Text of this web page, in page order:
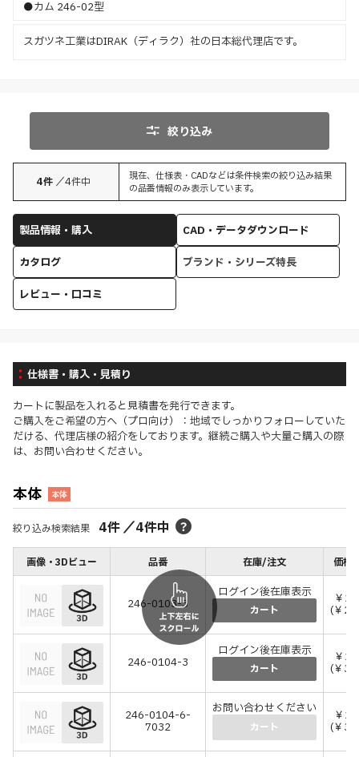
●カム 246-02型
スガツネ工業はDIRAK（ディラク）社の日本総代理店です。
絞り込み
4件 ／4件中
現在、仕様表・CADなどは条件検索の絞り込み結果
の品番情報のみ表示しています。
製品情報・購入
CAD・データダウンロード
カタログ
ブランド・シリーズ特長
レビュー・口コミ
仕様書・購入・見積り
カートに製品を入れると見積書を発行できます。
ご購入をご希望の方へ（プロ向け）：地域でしっかりフォローしていた
だける、代理店様の紹介をしております。継続ご購入や大量ご購入の際
は、お問い合わせください。
本体 本体
絞り込み検索結果 4件／4件中
画像・3Dビュー 品番 在庫/注文 価格(
246-0103-3
ログイン後在庫表示
カート
￥
(￥
246-0104-3
ログイン後在庫表示
カート
￥
(￥
246-0104-6-
7032
お問い合わせください
カート
￥
(￥